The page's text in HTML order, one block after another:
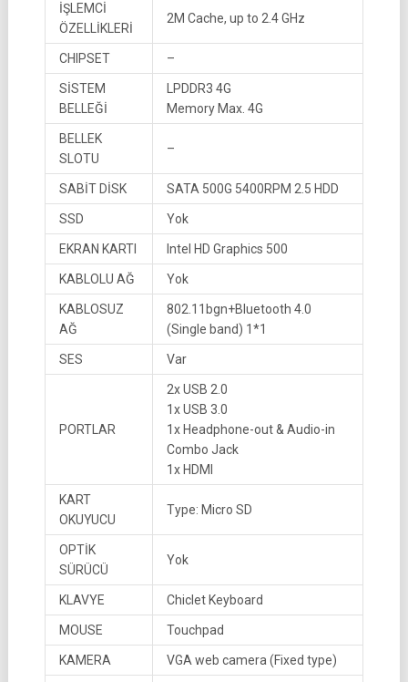
İŞLEMCİ
ÖZELLİKLERİ
2M Cache, up to 2.4 GHz
CHIPSET –
SİSTEM
BELLEĞİ
LPDDR3 4G
Memory Max. 4G
BELLEK
SLOTU
–
SABİT DİSK SATA 500G 5400RPM 2.5 HDD
SSD Yok
EKRAN KARTI Intel HD Graphics 500
KABLOLU AĞ Yok
KABLOSUZ
AĞ
802.11bgn+Bluetooth 4.0
(Single band) 1*1
SES Var
PORTLAR
2x USB 2.0
1x USB 3.0
1x Headphone-out & Audio-in
Combo Jack
1x HDMI
KART
OKUYUCU
Type: Micro SD
OPTİK
SÜRÜCÜ
Yok
KLAVYE Chiclet Keyboard
MOUSE Touchpad
KAMERA VGA web camera (Fixed type)